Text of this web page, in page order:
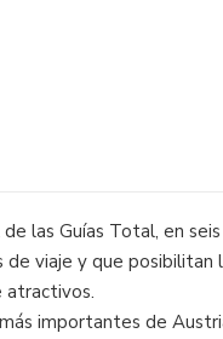
las Guías Total, en seis
viaje y que posibilitan
atractivos.
importantes de